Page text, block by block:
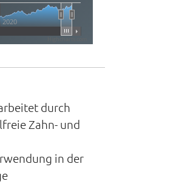
2020
durch
Zahn- und
in der